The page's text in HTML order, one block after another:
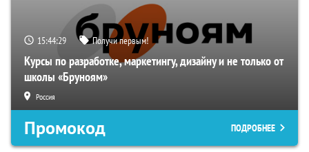
15:44:29 Получи первым!
Курсы по разработке, маркетингу, дизайну и не только от
школы «Бруноям»
Россия
Промокод ПОДРОБНЕЕ